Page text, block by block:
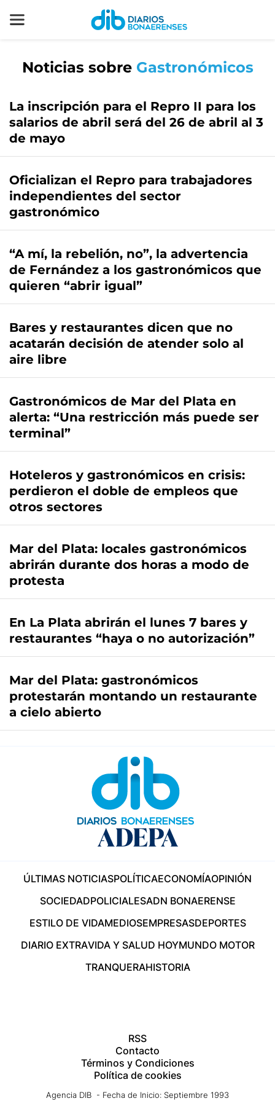
Noticias sobre Gastronómicos
La inscripción para el Repro II para los
salarios de abril será del 26 de abril al 3
de mayo
Oficializan el Repro para trabajadores
independientes del sector
gastronómico
“A mí, la rebelión, no”, la advertencia
de Fernández a los gastronómicos que
quieren “abrir igual”
Bares y restaurantes dicen que no
acatarán decisión de atender solo al
aire libre
Gastronómicos de Mar del Plata en
alerta: “Una restricción más puede ser
terminal”
Hoteleros y gastronómicos en crisis:
perdieron el doble de empleos que
otros sectores
Mar del Plata: locales gastronómicos
abrirán durante dos horas a modo de
protesta
En La Plata abrirán el lunes 7 bares y
restaurantes “haya o no autorización”
Mar del Plata: gastronómicos
protestarán montando un restaurante
a cielo abierto
ÚLTIMAS NOTICIASPOLÍTICAECONOMÍAOPINIÓN
SOCIEDADPOLICIALESADN BONAERENSE
ESTILO DE VIDAMEDIOSEMPRESASDEPORTES
DIARIO EXTRAVIDA Y SALUD HOYMUNDO MOTOR
TRANQUERAHISTORIA
RSS
Contacto
Términos y Condiciones
Política de cookies
Agencia DIB - Fecha de Inicio: Septiembre 1993